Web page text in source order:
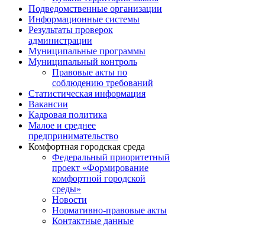
Подведомственные организации
Информационные системы
Результаты проверок
администрации
Муниципальные программы
Муниципальный контроль
Правовые акты по
соблюдению требований
Статистическая информация
Вакансии
Кадровая политика
Малое и среднее
предпринимательство
Комфортная городская среда
Федеральный приоритетный
проект «Формирование
комфортной городской
среды»
Новости
Нормативно-правовые акты
Контактные данные